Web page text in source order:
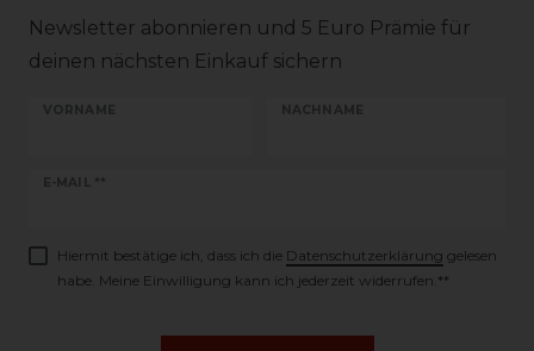
Newsletter abonnieren und 5 Euro Prämie für
deinen nächsten Einkauf sichern
VORNAME NACHNAME
E-MAIL **
Newsletter
Hiermit bestätige ich, dass ich die Daten­schutz­erklärung gelesen
habe. Meine Einwilligung kann ich jederzeit widerrufen.**